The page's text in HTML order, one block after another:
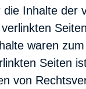
Inhalte der
waren
Seiten
von